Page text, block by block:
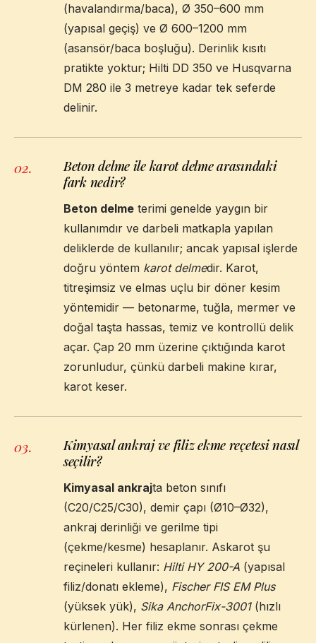
(havalandırma/baca), Ø 350–600 mm
(yapısal geçiş) ve Ø 600–1200 mm
(asansör/baca boşluğu). Derinlik kısıtı
pratikte yoktur; Hilti DD 350 ve Husqvarna
DM 280 ile 3 metreye kadar tek seferde
delinir.
02.
Beton delme ile karot delme arasındaki
fark nedir?
Beton delme terimi genelde yaygın bir
kullanımdır ve darbeli matkapla yapılan
deliklerde de kullanılır; ancak yapısal işlerde
doğru yöntem karot delmedir. Karot,
titreşimsiz ve elmas uçlu bir döner kesim
yöntemidir — betonarme, tuğla, mermer ve
doğal taşta hassas, temiz ve kontrollü delik
açar. Çap 20 mm üzerine çıktığında karot
zorunludur, çünkü darbeli makine kırar,
karot keser.
03.
Kimyasal ankraj ve filiz ekme reçetesi nasıl
seçilir?
Kimyasal ankrajta beton sınıfı
(C20/C25/C30), demir çapı (Ø10–Ø32),
ankraj derinliği ve gerilme tipi
(çekme/kesme) hesaplanır. Askarot şu
reçineleri kullanır: Hilti HY 200-A (yapısal
filiz/donatı ekleme), Fischer FIS EM Plus
(yüksek yük), Sika AnchorFix-3001(hızlı
kürlenen). Her filiz ekme sonrası çekme